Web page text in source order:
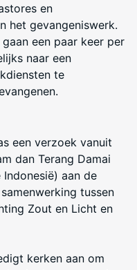
en
het gevangeniswerk.
een paar keer per
naar een
te
een verzoek vanuit
dan Terang Damai
aan de
tussen
Zout en Licht en
kerken aan om